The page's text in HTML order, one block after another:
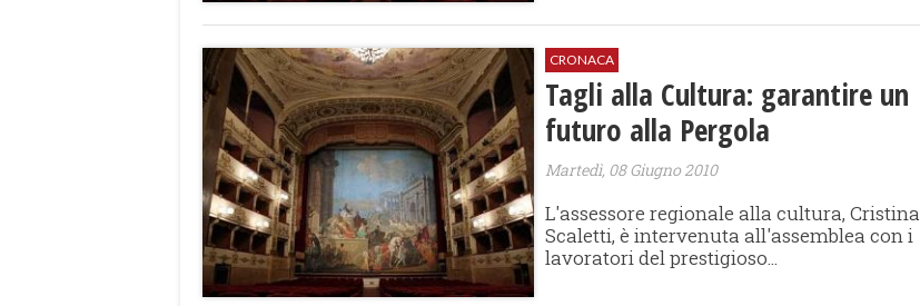
CRONACA
Tagli alla Cultura: garantire un
futuro alla Pergola
Martedì, 08 Giugno 2010
L'assessore regionale alla cultura, Cristina
Scaletti, è intervenuta all'assemblea con i
lavoratori del prestigioso...